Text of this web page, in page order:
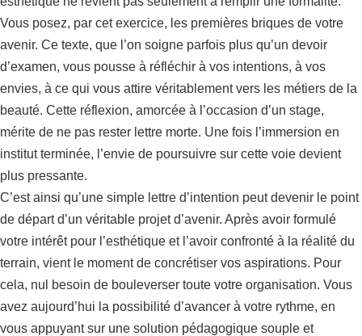
Vous posez, par cet exercice, les premières briques de votre
avenir. Ce texte, que l’on soigne parfois plus qu’un devoir
d’examen, vous pousse à réfléchir à vos intentions, à vos
envies, à ce qui vous attire véritablement vers les métiers de la
beauté. Cette réflexion, amorcée à l’occasion d’un stage,
mérite de ne pas rester lettre morte. Une fois l’immersion en
institut terminée, l’envie de poursuivre sur cette voie devient
plus pressante.
C’est ainsi qu’une simple lettre d’intention peut devenir le point
de départ d’un véritable projet d’avenir. Après avoir formulé
votre intérêt pour l’esthétique et l’avoir confronté à la réalité du
terrain, vient le moment de concrétiser vos aspirations. Pour
cela, nul besoin de bouleverser toute votre organisation. Vous
avez aujourd’hui la possibilité d’avancer à votre rythme, en
vous appuyant sur une solution pédagogique souple et